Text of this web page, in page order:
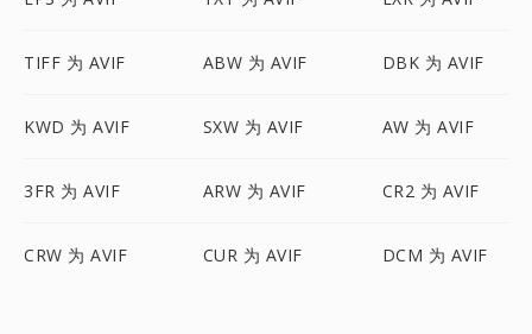
TIFF 为 AVIF ABW 为 AVIF DBK 为 AVIF
KWD 为 AVIF SXW 为 AVIF AW 为 AVIF
3FR 为 AVIF ARW 为 AVIF CR2 为 AVIF
CRW 为 AVIF CUR 为 AVIF DCM 为 AVIF